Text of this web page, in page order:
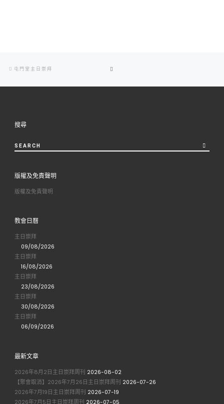
Post
Previous
屯門堂主日崇拜
TO
搜尋
SEARCH
版權及免責聲明
版權及免責聲明
教會日曆
主日崇拜
09/08/2026
主日崇拜
16/08/2026
主日崇拜
23/08/2026
主日崇拜
30/08/2026
主日崇拜
06/09/2026
最新文章
2026年8月2日主日崇拜周刊 2026-08-02
【聚會取消】2026年7月26日主日崇拜周刊 2026-07-26
2026年7月19日主日崇拜周刊 2026-07-19
2026年7月5日主日崇拜周刊 2026-07-05